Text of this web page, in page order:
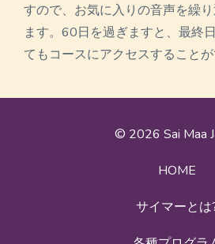
すので、お気に入りの音声を繰
ます。60日を過ぎますと、最終
てもコースにアクセスすることが
© 2026 Sai Maa
HOME
サイマーとは